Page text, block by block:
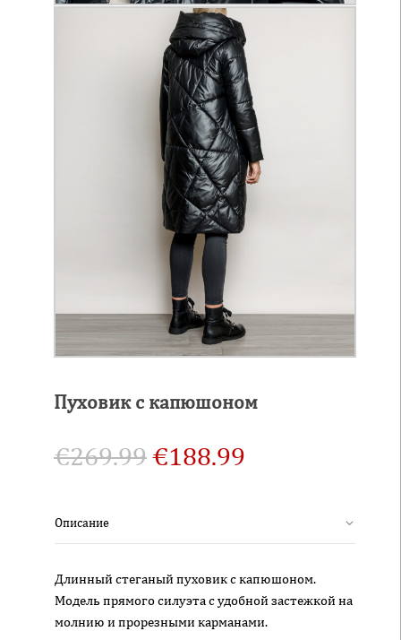
Пуховик с капюшоном
€269.99€188.99
Описание
Длинный стеганый пуховик с капюшоном.
Модель прямого силуэта с удобной застежкой на
молнию и прорезными карманами.